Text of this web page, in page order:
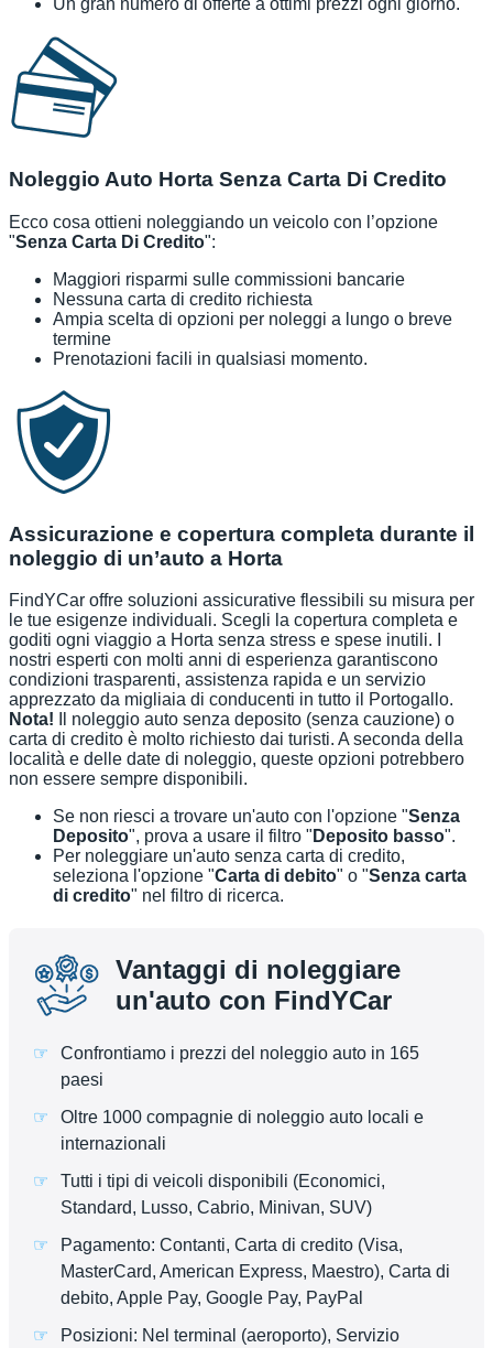
Un gran numero di offerte a ottimi prezzi ogni giorno.
Noleggio Auto Horta Senza Carta Di Credito
Ecco cosa ottieni noleggiando un veicolo con l’opzione
"Senza Carta Di Credito":
Maggiori risparmi sulle commissioni bancarie
Nessuna carta di credito richiesta
Ampia scelta di opzioni per noleggi a lungo o breve
termine
Prenotazioni facili in qualsiasi momento.
Assicurazione e copertura completa durante il
noleggio di un’auto a Horta
FindYCar offre soluzioni assicurative flessibili su misura per
le tue esigenze individuali. Scegli la copertura completa e
goditi ogni viaggio a Horta senza stress e spese inutili. I
nostri esperti con molti anni di esperienza garantiscono
condizioni trasparenti, assistenza rapida e un servizio
apprezzato da migliaia di conducenti in tutto il Portogallo.
Nota! Il noleggio auto senza deposito (senza cauzione) o
carta di credito è molto richiesto dai turisti. A seconda della
località e delle date di noleggio, queste opzioni potrebbero
non essere sempre disponibili.
Se non riesci a trovare un'auto con l'opzione "Senza
Deposito", prova a usare il filtro " Deposito basso".
Per noleggiare un'auto senza carta di credito,
seleziona l'opzione "Carta di debito" o "Senza carta
di credito" nel filtro di ricerca.
Vantaggi di noleggiare
un'auto con FindYCar
Confrontiamo i prezzi del noleggio auto in 165
paesi
Oltre 1000 compagnie di noleggio auto locali e
internazionali
Tutti i tipi di veicoli disponibili (Economici,
Standard, Lusso, Cabrio, Minivan, SUV)
Pagamento: Contanti, Carta di credito (Visa,
MasterCard, American Express, Maestro), Carta di
debito, Apple Pay, Google Pay, PayPal
Posizioni: Nel terminal (aeroporto), Servizio